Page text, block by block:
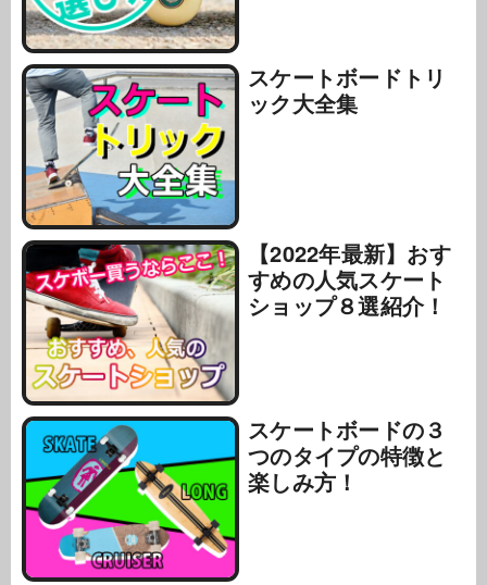
スケートボードトリ
ック大全集
【2022年最新】おす
すめの人気スケート
ショップ８選紹介！
スケートボードの３
つのタイプの特徴と
楽しみ方！